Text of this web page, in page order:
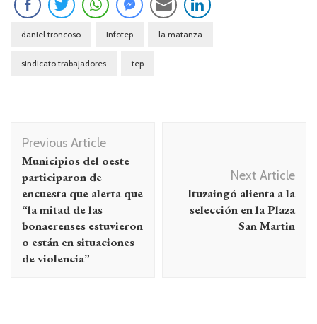
daniel troncoso infotep la matanza
sindicato trabajadores tep
Navegación
de
entradas
Previous Article
Municipios del oeste
participaron de
encuesta que alerta que
“la mitad de las
bonaerenses estuvieron
o están en situaciones
de violencia”
Next Article
Ituzaingó alienta a la
selección en la Plaza
San Martin